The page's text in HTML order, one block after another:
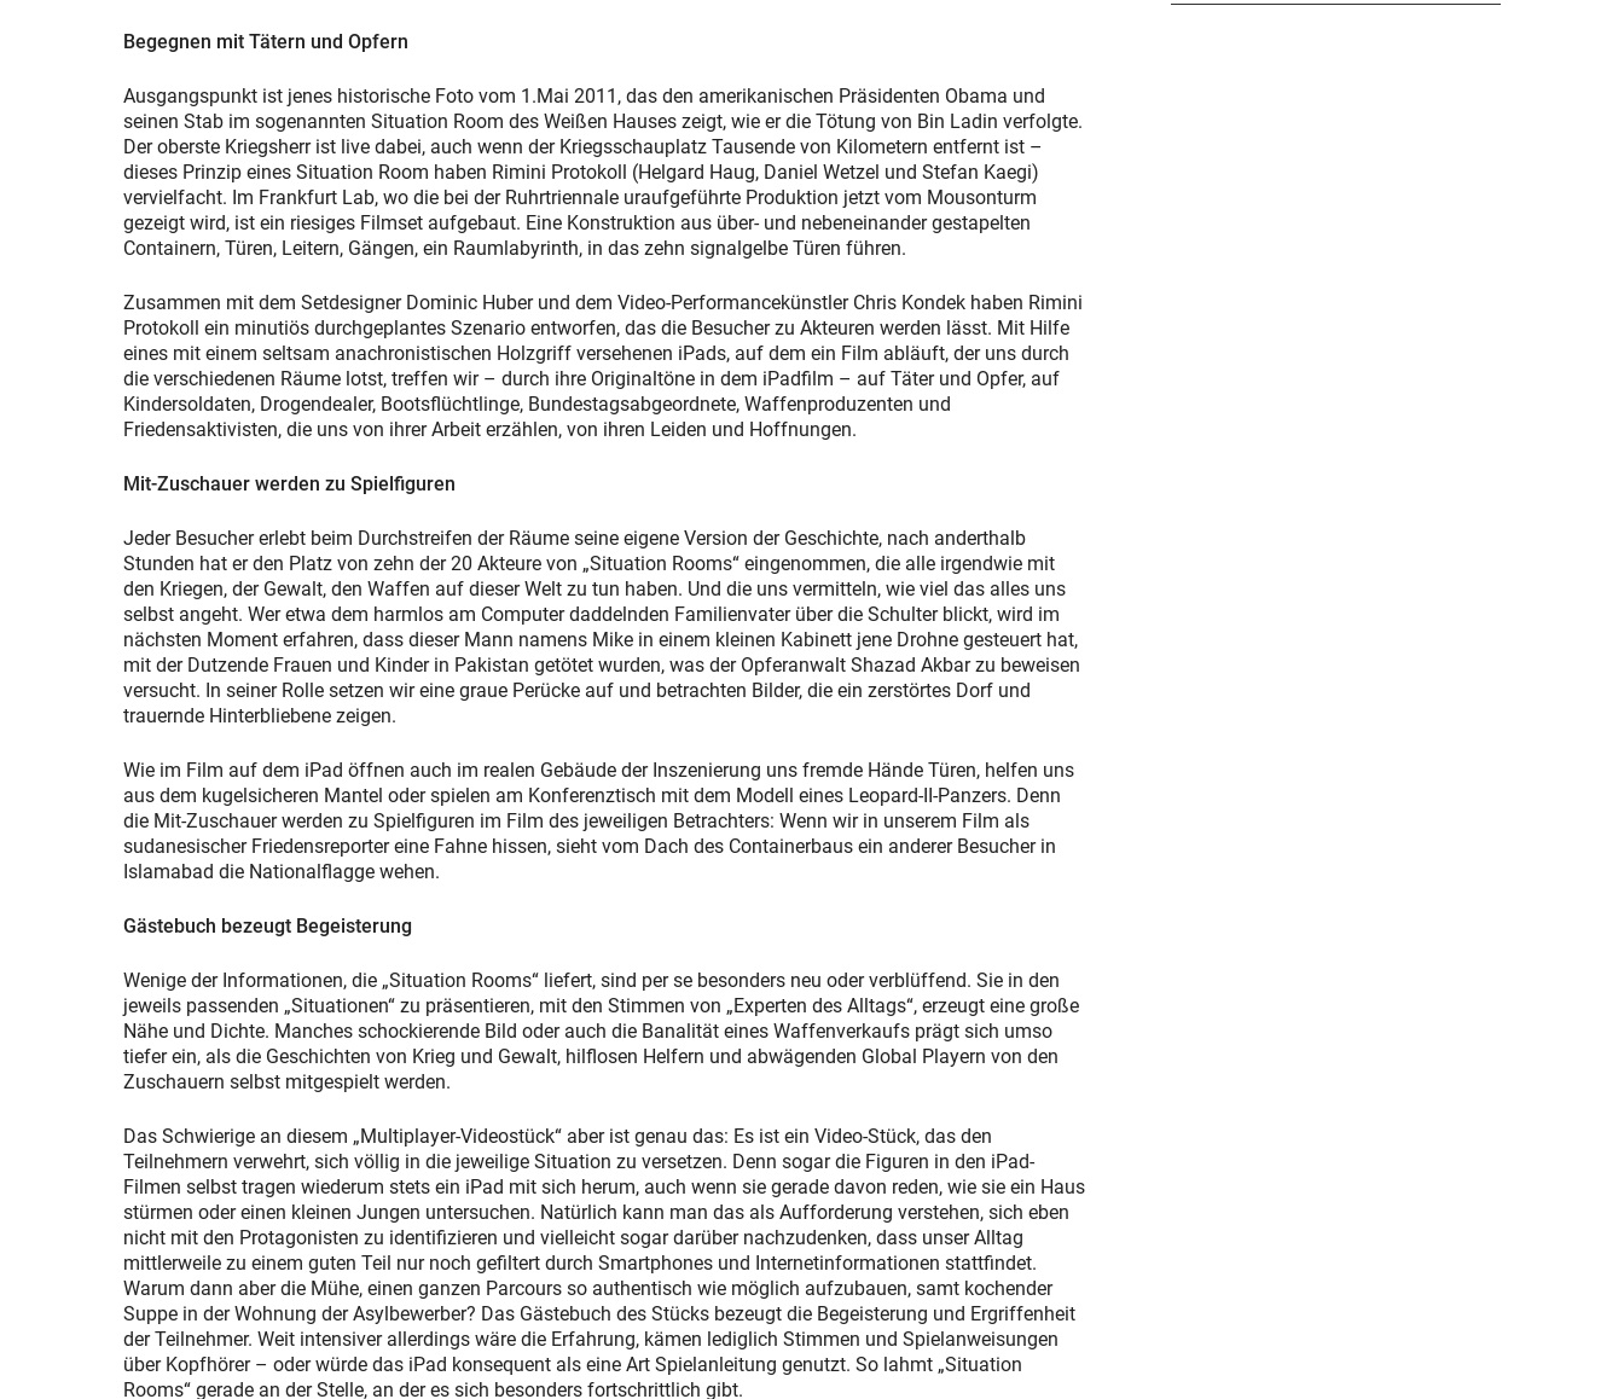
Begegnen mit Tätern und Opfern
Ausgangspunkt ist jenes historische Foto vom 1.Mai 2011, das den amerikanischen Präsidenten Obama und
seinen Stab im sogenannten Situation Room des Weißen Hauses zeigt, wie er die Tötung von Bin Ladin verfolgte.
Der oberste Kriegsherr ist live dabei, auch wenn der Kriegsschauplatz Tausende von Kilometern entfernt ist –
dieses Prinzip eines Situation Room haben Rimini Protokoll (Helgard Haug, Daniel Wetzel und Stefan Kaegi)
vervielfacht. Im Frankfurt Lab, wo die bei der Ruhrtriennale uraufgeführte Produktion jetzt vom Mousonturm
gezeigt wird, ist ein riesiges Filmset aufgebaut. Eine Konstruktion aus über- und nebeneinander gestapelten
Containern, Türen, Leitern, Gängen, ein Raumlabyrinth, in das zehn signalgelbe Türen führen.
Zusammen mit dem Setdesigner Dominic Huber und dem Video-Performancekünstler Chris Kondek haben Rimini
Protokoll ein minutiös durchgeplantes Szenario entworfen, das die Besucher zu Akteuren werden lässt. Mit Hilfe
eines mit einem seltsam anachronistischen Holzgriff versehenen iPads, auf dem ein Film abläuft, der uns durch
die verschiedenen Räume lotst, treffen wir – durch ihre Originaltöne in dem iPadfilm – auf Täter und Opfer, auf
Kindersoldaten, Drogendealer, Bootsflüchtlinge, Bundestagsabgeordnete, Waffenproduzenten und
Friedensaktivisten, die uns von ihrer Arbeit erzählen, von ihren Leiden und Hoffnungen.
Mit-Zuschauer werden zu Spielfiguren
Jeder Besucher erlebt beim Durchstreifen der Räume seine eigene Version der Geschichte, nach anderthalb
Stunden hat er den Platz von zehn der 20 Akteure von „Situation Rooms“ eingenommen, die alle irgendwie mit
den Kriegen, der Gewalt, den Waffen auf dieser Welt zu tun haben. Und die uns vermitteln, wie viel das alles uns
selbst angeht. Wer etwa dem harmlos am Computer daddelnden Familienvater über die Schulter blickt, wird im
nächsten Moment erfahren, dass dieser Mann namens Mike in einem kleinen Kabinett jene Drohne gesteuert hat,
mit der Dutzende Frauen und Kinder in Pakistan getötet wurden, was der Opferanwalt Shazad Akbar zu beweisen
versucht. In seiner Rolle setzen wir eine graue Perücke auf und betrachten Bilder, die ein zerstörtes Dorf und
trauernde Hinterbliebene zeigen.
Wie im Film auf dem iPad öffnen auch im realen Gebäude der Inszenierung uns fremde Hände Türen, helfen uns
aus dem kugelsicheren Mantel oder spielen am Konferenztisch mit dem Modell eines Leopard-II-Panzers. Denn
die Mit-Zuschauer werden zu Spielfiguren im Film des jeweiligen Betrachters: Wenn wir in unserem Film als
sudanesischer Friedensreporter eine Fahne hissen, sieht vom Dach des Containerbaus ein anderer Besucher in
Islamabad die Nationalflagge wehen.
Gästebuch bezeugt Begeisterung
Wenige der Informationen, die „Situation Rooms“ liefert, sind per se besonders neu oder verblüffend. Sie in den
jeweils passenden „Situationen“ zu präsentieren, mit den Stimmen von „Experten des Alltags“, erzeugt eine große
Nähe und Dichte. Manches schockierende Bild oder auch die Banalität eines Waffenverkaufs prägt sich umso
tiefer ein, als die Geschichten von Krieg und Gewalt, hilflosen Helfern und abwägenden Global Playern von den
Zuschauern selbst mitgespielt werden.
Das Schwierige an diesem „Multiplayer-Videostück“ aber ist genau das: Es ist ein Video-Stück, das den
Teilnehmern verwehrt, sich völlig in die jeweilige Situation zu versetzen. Denn sogar die Figuren in den iPad-
Filmen selbst tragen wiederum stets ein iPad mit sich herum, auch wenn sie gerade davon reden, wie sie ein Haus
stürmen oder einen kleinen Jungen untersuchen. Natürlich kann man das als Aufforderung verstehen, sich eben
nicht mit den Protagonisten zu identifizieren und vielleicht sogar darüber nachzudenken, dass unser Alltag
mittlerweile zu einem guten Teil nur noch gefiltert durch Smartphones und Internetinformationen stattfindet.
Warum dann aber die Mühe, einen ganzen Parcours so authentisch wie möglich aufzubauen, samt kochender
Suppe in der Wohnung der Asylbewerber? Das Gästebuch des Stücks bezeugt die Begeisterung und Ergriffenheit
der Teilnehmer. Weit intensiver allerdings wäre die Erfahrung, kämen lediglich Stimmen und Spielanweisungen
über Kopfhörer – oder würde das iPad konsequent als eine Art Spielanleitung genutzt. So lahmt „Situation
Rooms“ gerade an der Stelle, an der es sich besonders fortschrittlich gibt.